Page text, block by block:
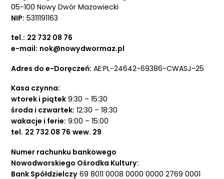
05-100 Nowy Dwór Mazowiecki
NIP: 5311191163
tel.: 22 732 08 76
e-mail: nok@nowydwormaz.pl
Adres do e-Doręczeń: AE:PL-24642-69386-CWASJ-25
Kasa czynna:
wtorek i piątek9:30 – 15:30
środa i czwartek: 12:30 – 18:30
wakacje i ferie: 9:00 – 15:00
tel. 22 732 08 76 wew. 29
Numer rachunku bankowego
Nowodworskiego Ośrodka Kultury:
Bank Spółdzielczy69 8011 0008 0000 0000 2769 0001